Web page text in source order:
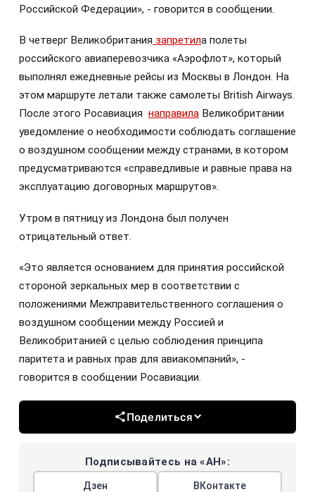
Российской Федерации», - говорится в сообщении.
В четверг Великобритания запретила полеты
российского авиаперевозчика «Аэрофлот», который
выполнял ежедневные рейсы из Москвы в Лондон. На
этом маршруте летали также самолеты British Airways.
После этого Росавиация направила Великобритании
уведомление о необходимости соблюдать соглашение
о воздушном сообщении между странами, в котором
предусматриваются «справедливые и равные права на
эксплуатацию договорных маршрутов».
Утром в пятницу из Лондона был получен
отрицательный ответ.
«Это является основанием для принятия российской
стороной зеркальных мер в соответствии с
положениями Межправительственного соглашения о
воздушном сообщении между Россией и
Великобританией с целью соблюдения принципа
паритета и равных прав для авиакомпаний», -
говорится в сообщении Росавиации.
Поделиться
Подписывайтесь на «АН»:
Дзен ВКонтакте